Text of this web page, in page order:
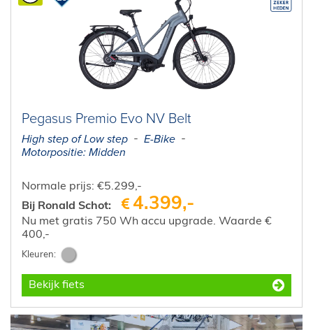
Pegasus Premio Evo NV Belt
High step of Low step
E-Bike
Motorpositie: Midden
Normale prijs: €5.299,-
Bij Ronald Schot:
4.399,-
Nu met gratis 750 Wh accu upgrade. Waarde €
400,-
Bekijk fiets